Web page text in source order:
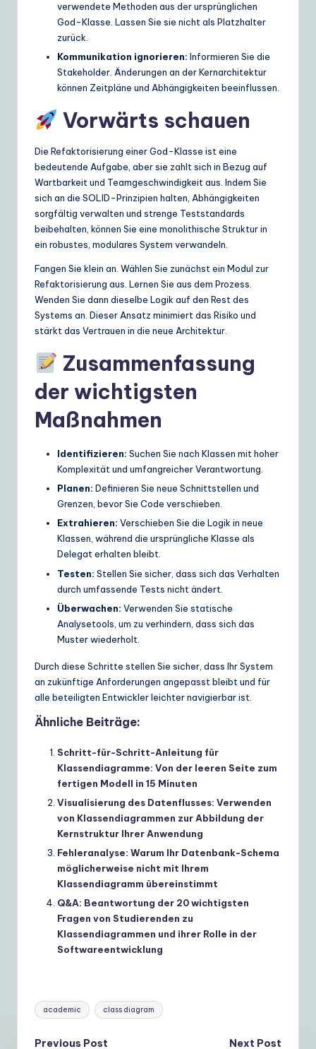
verwendete Methoden aus der ursprünglichen
God-Klasse. Lassen Sie sie nicht als Platzhalter
zurück.
Kommunikation ignorieren: Informieren Sie die
Stakeholder. Änderungen an der Kernarchitektur
können Zeitpläne und Abhängigkeiten beeinflussen.
Vorwärts schauen
Die Refaktorisierung einer God-Klasse ist eine
bedeutende Aufgabe, aber sie zahlt sich in Bezug auf
Wartbarkeit und Teamgeschwindigkeit aus. Indem Sie
sich an die SOLID-Prinzipien halten, Abhängigkeiten
sorgfältig verwalten und strenge Teststandards
beibehalten, können Sie eine monolithische Struktur in
ein robustes, modulares System verwandeln.
Fangen Sie klein an. Wählen Sie zunächst ein Modul zur
Refaktorisierung aus. Lernen Sie aus dem Prozess.
Wenden Sie dann dieselbe Logik auf den Rest des
Systems an. Dieser Ansatz minimiert das Risiko und
stärkt das Vertrauen in die neue Architektur.
Zusammenfassung
der wichtigsten
Maßnahmen
Identifizieren: Suchen Sie nach Klassen mit hoher
Komplexität und umfangreicher Verantwortung.
Planen: Definieren Sie neue Schnittstellen und
Grenzen, bevor Sie Code verschieben.
Extrahieren: Verschieben Sie die Logik in neue
Klassen, während die ursprüngliche Klasse als
Delegat erhalten bleibt.
Testen: Stellen Sie sicher, dass sich das Verhalten
durch umfassende Tests nicht ändert.
Überwachen: Verwenden Sie statische
Analysetools, um zu verhindern, dass sich das
Muster wiederholt.
Durch diese Schritte stellen Sie sicher, dass Ihr System
an zukünftige Anforderungen angepasst bleibt und für
alle beteiligten Entwickler leichter navigierbar ist.
Ähnliche Beiträge:
Schritt-für-Schritt-Anleitung für
Klassendiagramme: Von der leeren Seite zum
fertigen Modell in 15 Minuten
Visualisierung des Datenflusses: Verwenden
von Klassendiagrammen zur Abbildung der
Kernstruktur Ihrer Anwendung
Fehleranalyse: Warum Ihr Datenbank-Schema
möglicherweise nicht mit Ihrem
Klassendiagramm übereinstimmt
Q&A: Beantwortung der 20 wichtigsten
Fragen von Studierenden zu
Klassendiagrammen und ihrer Rolle in der
Softwareentwicklung
Tags:
academic class diagram
Previous Post Next Post